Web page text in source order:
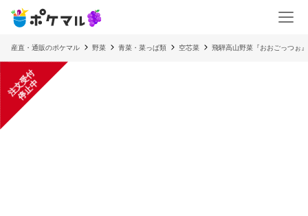
産直・通販のポケマル 野菜 青菜・菜っぱ類 空芯菜 飛騨高山野菜『おおごっつぉ
注
文
受
付
停
止
中